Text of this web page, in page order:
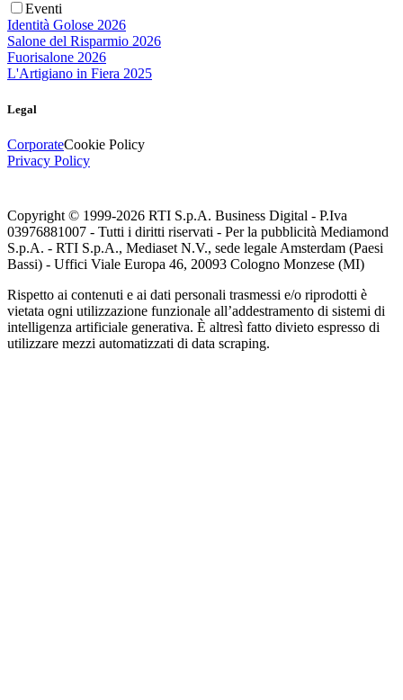
Eventi
Identità Golose 2026
Salone del Risparmio 2026
Fuorisalone 2026
L'Artigiano in Fiera 2025
Legal
CorporateCookie Policy
Privacy Policy
Copyright © 1999-2026 RTI S.p.A. Business Digital - P.Iva
03976881007 - Tutti i diritti riservati - Per la pubblicità Mediamond
S.p.A. - RTI S.p.A., Mediaset N.V., sede legale Amsterdam (Paesi
Bassi) - Uffici Viale Europa 46, 20093 Cologno Monzese (MI)
Rispetto ai contenuti e ai dati personali trasmessi e/o riprodotti è
vietata ogni utilizzazione funzionale all’addestramento di sistemi di
intelligenza artificiale generativa. È altresì fatto divieto espresso di
utilizzare mezzi automatizzati di data scraping.